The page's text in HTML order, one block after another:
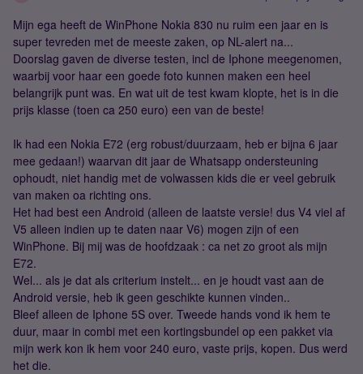
Mijn ega heeft de WinPhone Nokia 830 nu ruim een jaar en is
super tevreden met de meeste zaken, op NL-alert na...
Doorslag gaven de diverse testen, incl de Iphone meegenomen,
waarbij voor haar een goede foto kunnen maken een heel
belangrijk punt was. En wat uit de test kwam klopte, het is in die
prijs klasse (toen ca 250 euro) een van de beste!
Ik had een Nokia E72 (erg robust/duurzaam, heb er bijna 6 jaar
mee gedaan!) waarvan dit jaar de Whatsapp ondersteuning
ophoudt, niet handig met de volwassen kids die er veel gebruik
van maken oa richting ons.
Het had best een Android (alleen de laatste versie! dus V4 viel af
V5 alleen indien up te daten naar V6) mogen zijn of een
WinPhone. Bij mij was de hoofdzaak : ca net zo groot als mijn
E72.
Wel... als je dat als criterium instelt... en je houdt vast aan de
Android versie, heb ik geen geschikte kunnen vinden..
Bleef alleen de Iphone 5S over. Tweede hands vond ik hem te
duur, maar in combi met een kortingsbundel op een pakket via
mijn werk kon ik hem voor 240 euro, vaste prijs, kopen. Dus werd
het die.